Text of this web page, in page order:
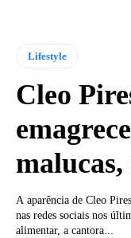
Lifestyle
Cleo
A aparência de Cleo
nas redes sociais nos
alimentar, a cantora...